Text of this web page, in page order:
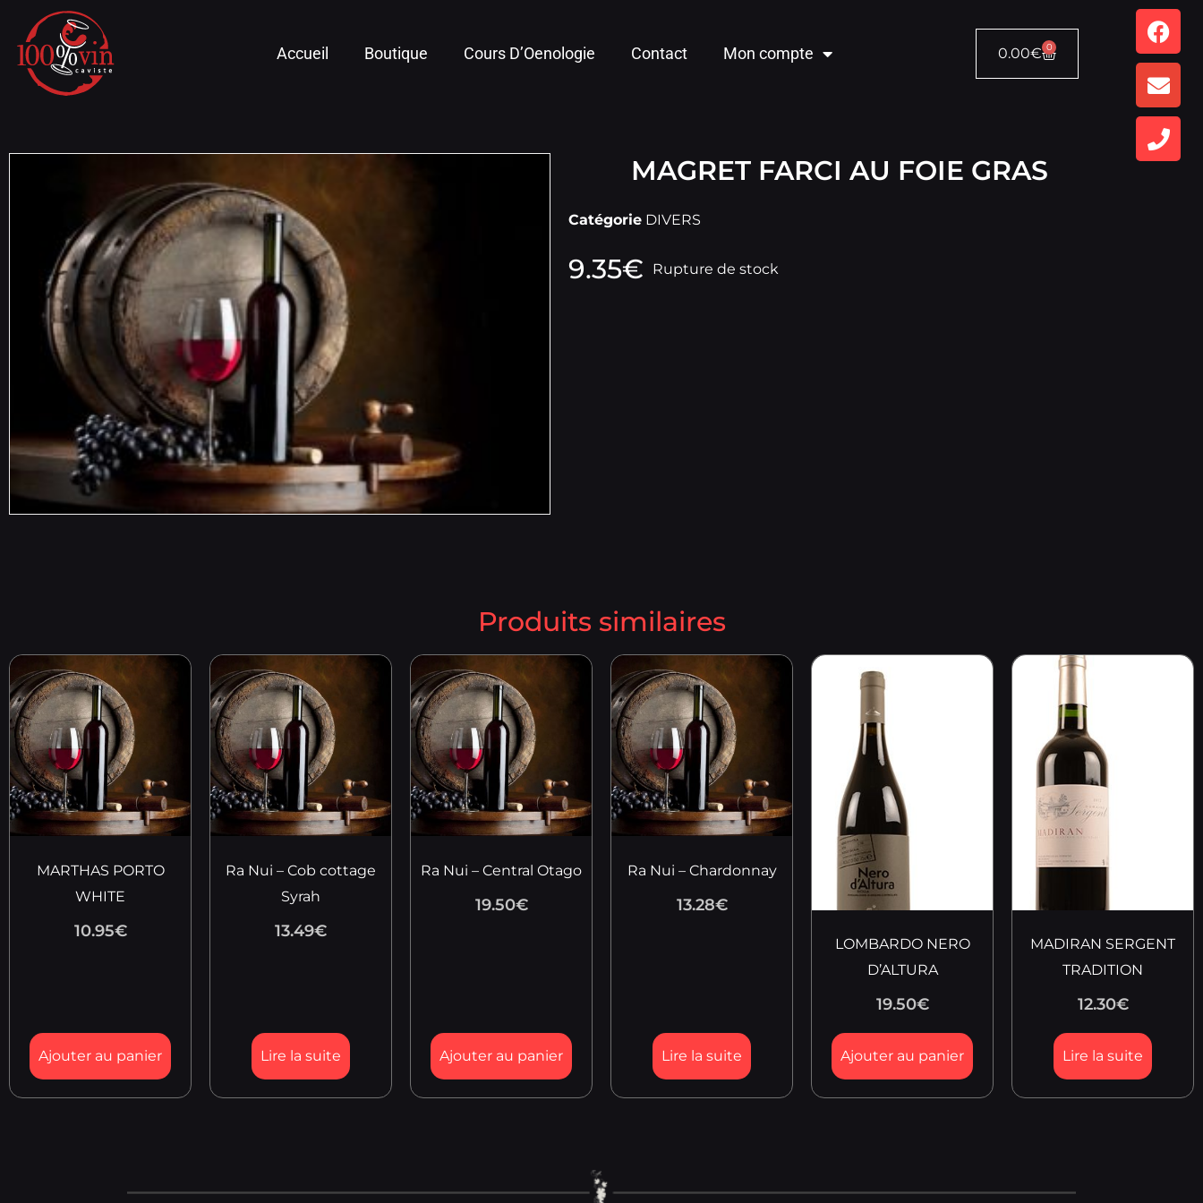
Accueil Boutique Cours D’Oenologie Contact Mon compte 0.00€ 0
MAGRET FARCI AU FOIE GRAS
Catégorie DIVERS
9.35€ Rupture de stock
Produits similaires
MARTHAS PORTO
WHITE
10.95€
Ajouter au panier
Ra Nui – Cob cottage
Syrah
13.49€
Lire la suite
Ra Nui – Central Otago
19.50€
Ajouter au panier
Ra Nui – Chardonnay
13.28€
Lire la suite
LOMBARDO NERO
D’ALTURA
19.50€
Ajouter au panier
MADIRAN SERGENT
TRADITION
12.30€
Lire la suite